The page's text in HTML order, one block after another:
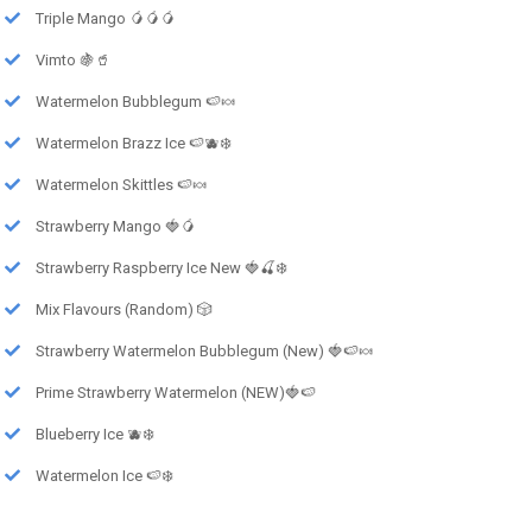
Triple Mango 🥭🥭🥭
Vimto 🍇🥤
Watermelon Bubblegum 🍉🍬
Watermelon Brazz Ice 🍉🫐❄️
Watermelon Skittles 🍉🍬
Strawberry Mango 🍓🥭
Strawberry Raspberry Ice New 🍓🍒❄️
Mix Flavours (Random) 🎲
Strawberry Watermelon Bubblegum (New) 🍓🍉🍬
Prime Strawberry Watermelon (NEW)🍓🍉
Blueberry Ice 🫐❄️
Watermelon Ice 🍉❄️